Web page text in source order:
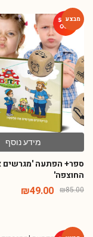
מידע נוסף
ספר+ הפתעה 'מגרשים
החוצפה'
₪85.00
₪49.00